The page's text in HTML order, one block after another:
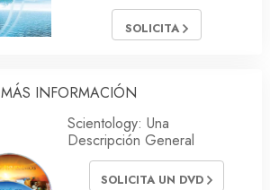
SOLICITA
MÁS INFORMACIÓN
Scientology: Una
Descripción General
SOLICITA UN DVD